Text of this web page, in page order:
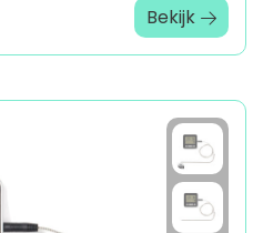
Bekijk